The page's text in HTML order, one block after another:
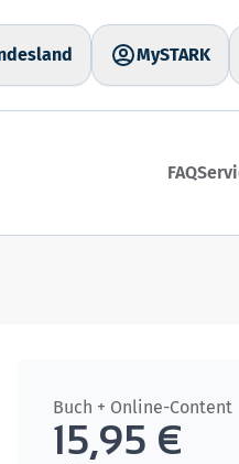
MySTARK
FAQ
Buch + Online-Content
15,95 €